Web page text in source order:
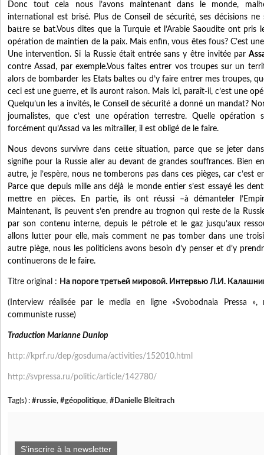
Donc tout cela nous l’avons maintenant dans le monde,
international est brisé. Plus de Conseil de sécurité, ses décisions
battre se bat.Vous dites que la Turquie et l’Arabie Saoudite ont pris
opération de maintien de la paix. Mais enfin, vous êtes fous? C’est
Une intervention. Si la Russie était entrée sans y être invitée par
contre Assad, par exemple.Vous faites entrer vos troupes sur un
alors de bombarder les Etats baltes ou d’y faire entrer mes troupes,
ceci est une guerre, et ils auront raison. Mais ici, paraît-il, c’est une
Quelqu’un les a invités, le Conseil de sécurité a donné un mandat?
journalistes, que c’est une opération terrestre. Quelle opération
forcément qu’Assad va les mitrailler, il est obligé de le faire.
Nous devons survivre dans cette situation, parce que se jeter
signifie pour la Russie aller au devant de grandes souffrances. Bien
autre, je l’espère, nous ne tomberons pas dans ces pièges, car c’est
Parce que depuis mille ans déjà le monde entier s’est essayé les
mettre en pièces. En partie, ils ont réussi –à démanteler
Maintenant, ils peuvent s’en prendre au trognon qui reste de la
par son contenu interne, depuis le pétrole et le gaz jusqu’aux
allons lutter pour elle, mais comment ne pas tomber dans une
autre piège, nous les politiciens avons besoin d’y penser et d’y
continuerons de le faire.
Titre original : На пороге третьей мировой. Интервью Л.И.
(Interview réalisée par le media en ligne »Svobodnaia Pressa
communiste russe)
Traduction Marianne Dunlop
http://kprf.ru/dep/gosduma/activities/152010.html
http://svpressa.ru/politic/article/142780/
Tag(s) : #russie, #géopolitique, #Danielle Bleitrach
S'inscrire à la newsletter